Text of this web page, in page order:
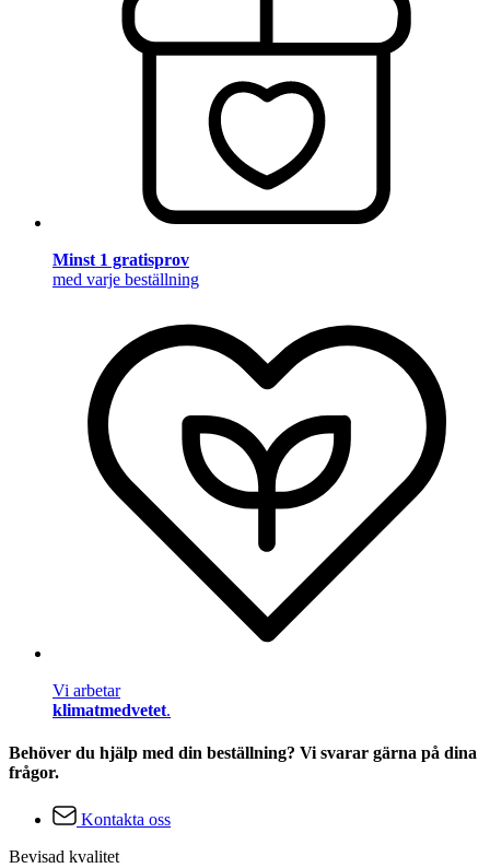
Minst 1 gratisprov
med varje beställning
Vi arbetar
klimatmedvetet.
Behöver du hjälp med din beställning? Vi svarar gärna på dina
frågor.
Kontakta oss
Bevisad kvalitet